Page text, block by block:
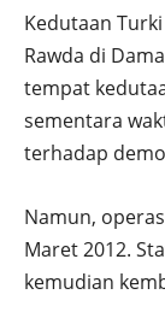
Kedutaan
Rawda di
tempat
sementara
terhadap
Namun,
Maret 2012.
kemudian